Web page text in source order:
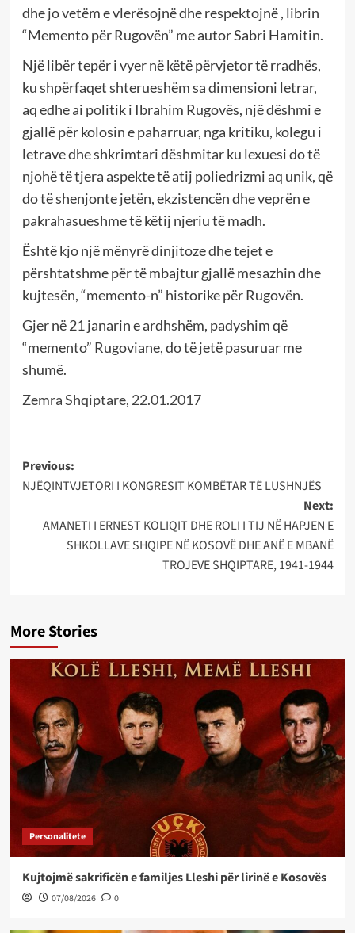
dhe jo vetëm e vlerësojnë dhe respektojnë , librin
“Memento për Rugovën” me autor Sabri Hamitin.
Një libër tepër i vyer në këtë përvjetor të rradhës,
ku shpërfaqet shterueshëm sa dimensioni letrar,
aq edhe ai politik i Ibrahim Rugovës, një dëshmi e
gjallë për kolosin e paharruar, nga kritiku, kolegu i
letrave dhe shkrimtari dëshmitar ku lexuesi do të
njohë të tjera aspekte të atij poliedrizmi aq unik, që
do të shenjonte jetën, ekzistencën dhe veprën e
pakrahasueshme të këtij njeriu të madh.
Është kjo një mënyrë dinjitoze dhe tejet e
përshtatshme për të mbajtur gjallë mesazhin dhe
kujtesën, “memento-n” historike për Rugovën.
Gjer në 21 janarin e ardhshëm, padyshim që
“memento” Rugoviane, do të jetë pasuruar me
shumë.
Zemra Shqiptare, 22.01.2017
Post
navigation
Previous:
NJËQINTVJETORI I KONGRESIT KOMBËTAR TË LUSHNJËS
Next:
AMANETI I ERNEST KOLIQIT DHE ROLI I TIJ NË HAPJEN E
SHKOLLAVE SHQIPE NË KOSOVË DHE ANË E MBANË
TROJEVE SHQIPTARE, 1941-1944
More Stories
Personalitete
Kujtojmë sakrificën e familjes Lleshi për lirinë e Kosovës
07/08/2026 0